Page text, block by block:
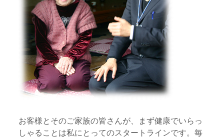
お客様とそのご家族の皆さんが、まず健康でいらっ
しゃることは私にとってのスタートラインです。毎